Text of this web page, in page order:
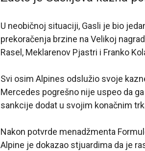
U neobičnoj situaciji, Gasli je bio
prekoračenja brzine na Velikoj
Rasel, Meklarenov Pjastri i Franko
Svi osim Alpines odslužio svoje
Mercedes pogrešno nije uspeo da
sankcije dodat u svojim konačnim
Nakon potvrde menadžmenta
Alpine je dokazao stjuardima da je